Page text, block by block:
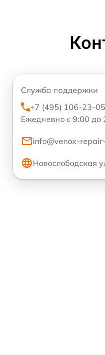
Служба поддержки
+7 (495) 106-23-05
Ежедневно с 9:00 до
info@venox-
Новослободская